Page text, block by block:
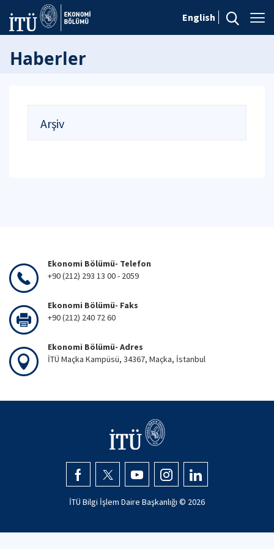
English
Haberler
Arşiv
Ekonomi Bölümü- Telefon
+90 (212) 293 13 00 - 2059
Ekonomi Bölümü- Faks
+90 (212) 240 72 60
Ekonomi Bölümü- Adres
İTÜ Maçka Kampüsü, 34367, Maçka, İstanbul
İTÜ Bilgi İşlem Daire Başkanlığı © 2026